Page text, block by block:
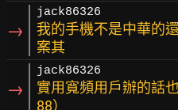
→
jack86326
我的手機不是中華的
案其
→
jack86326
實用寬頻用戶辦的話
88）